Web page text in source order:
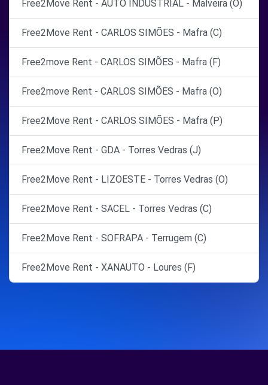
Free2Move Rent - AUTO INDUSTRIAL - Malveira (O)
Free2Move Rent - CARLOS SIMÕES - Mafra (C)
Free2move Rent - CARLOS SIMÕES - Mafra (F)
Free2move Rent - CARLOS SIMÕES - Mafra (O)
Free2Move Rent - CARLOS SIMÕES - Mafra (P)
Free2Move Rent - GDA - Torres Vedras (J)
Free2Move Rent - LIZOESTE - Torres Vedras (O)
Free2Move Rent - SACEL - Torres Vedras (C)
Free2Move Rent - SOFRAPA - Terrugem (C)
Free2Move Rent - XANAUTO - Loures (F)